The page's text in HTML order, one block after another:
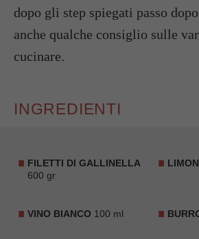
dopo gli step spiegati passo
anche qualche consiglio sulle
cucinare.
INGREDIENTI
FILETTI DI GALLINELLA
600 gr
VINO BIANCO 100 ml